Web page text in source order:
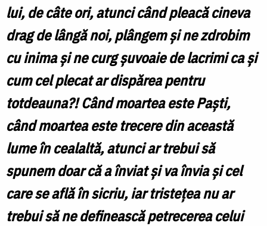
lui, de câte ori, atunci când pleacă cineva
drag de lângă noi, plângem şi ne zdrobim
cu inima şi ne curg şuvoaie de lacrimi ca şi
cum cel plecat ar dispărea pentru
totdeauna?! Când moartea este Paşti,
când moartea este trecere din această
lume în cealaltă, atunci ar trebui să
spunem doar că a înviat şi va învia şi cel
care se află în sicriu, iar tristeţea nu ar
trebui să ne definească petrecerea celui